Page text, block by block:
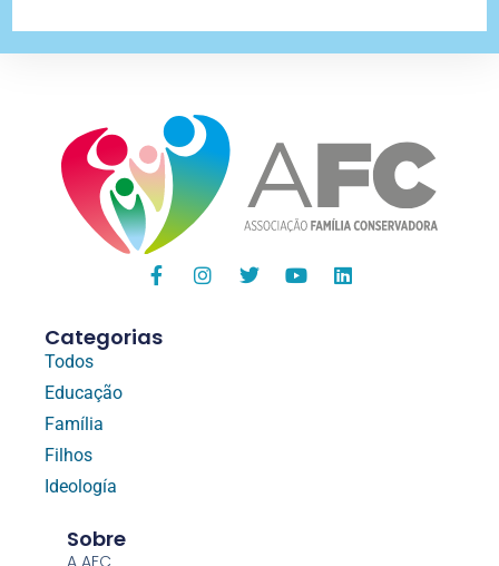
Categorias
Todos
Educação
Família
Filhos
Ideología
Sobre
A AFC